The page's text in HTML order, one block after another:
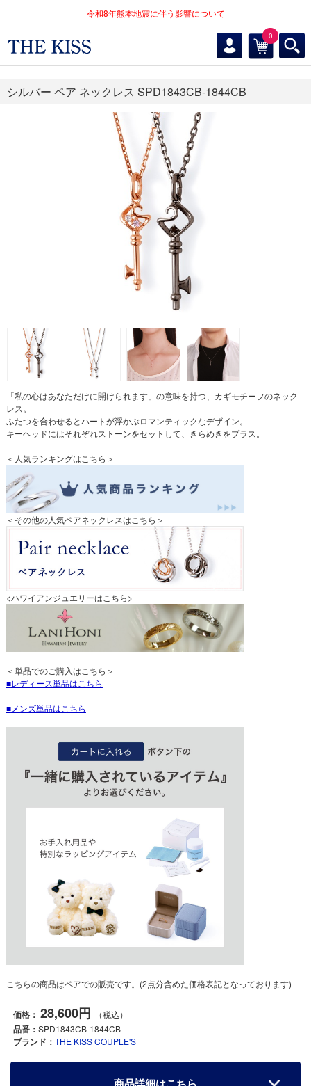
令和8年熊本地震に伴う影響について
0
シルバー ペア ネックレス SPD1843CB-1844CB
「私の心はあなただけに開けられます」の意味を持つ、カギモチーフのネック
レス。
ふたつを合わせるとハートが浮かぶロマンティックなデザイン。
キーヘッドにはそれぞれストーンをセットして、きらめきをプラス。
＜人気ランキングはこちら＞
＜その他の人気ペアネックレスはこちら＞
<ハワイアンジュエリーはこちら>
＜単品でのご購入はこちら＞
レディース単品はこちら
メンズ単品はこちら
こちらの商品はペアでの販売です。(2点分含めた価格表記となっております)
価格： 28,600円 （税込）
品番： SPD1843CB-1844CB
ブランド： THE KISS COUPLE'S